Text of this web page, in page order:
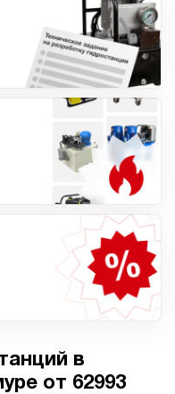
гидростанции
гидростанции
с ДВС
высокого
c электроприводом
в
от 62993